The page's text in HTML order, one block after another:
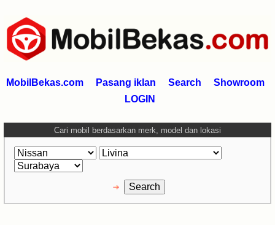
MobilBekas.com Pasang iklan Search
Showroom
LOGIN
Cari mobil berdasarkan merk, model dan lokasi